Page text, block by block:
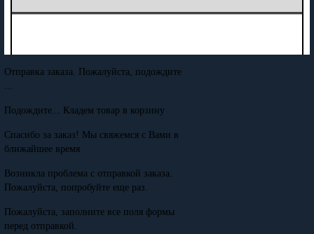
Отправка заказа. Пожалуйста, подождите
...
Подождите... Кладем товар в корзину
Спасибо за заказ! Мы свяжемся с Вами в
ближайшее время
Возникла проблема с отправкой заказа.
Пожалуйста, попробуйте еще раз.
Пожалуйста, заполните все поля формы
перед отправкой.